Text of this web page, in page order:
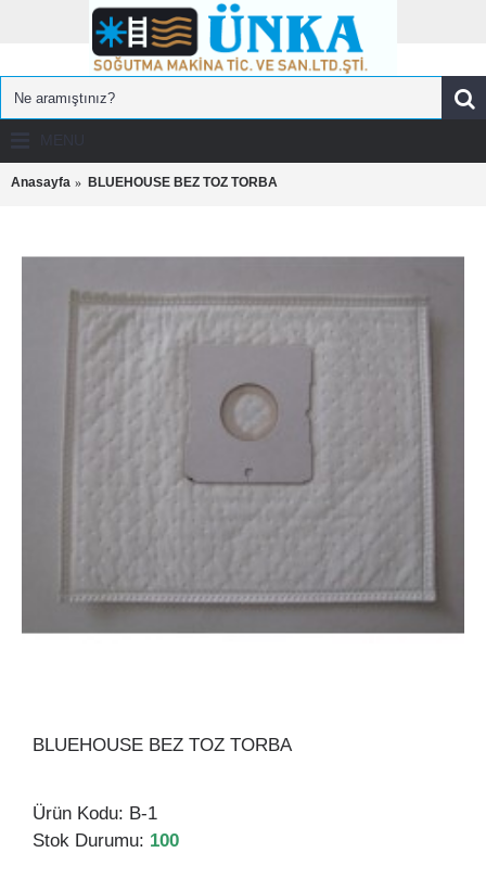
Anasayfa BLUEHOUSE BEZ TOZ TORBA
BLUEHOUSE BEZ TOZ TORBA
Ürün Kodu: B-1
Stok Durumu: 100